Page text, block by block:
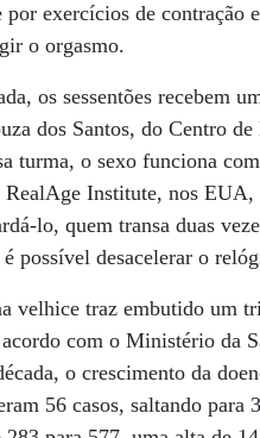
exercícios de contração
o orgasmo.
os sessentões recebem
dos Santos, do Centro
turma, o sexo funciona
Institute, nos EUA,
lo, quem transa duas
possível desacelerar o
velhice traz embutido um
com o Ministério da
o crescimento da
56 casos, saltando para